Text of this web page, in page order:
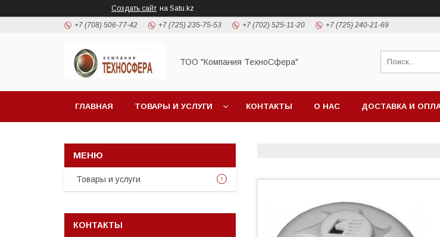
Создать сайт на Satu.kz
+7 (708) 506-77-42 +7 (725) 235-75-53 +7 (702) 525-11-20 +7 (725) 240-21-69
ТОО "Компания ТехноСфера"
ГЛАВНАЯ ТОВАРЫ И УСЛУГИ КОНТАКТЫ О НАС ДОСТАВКА И
Товары и услуги
КОНТАКТЫ